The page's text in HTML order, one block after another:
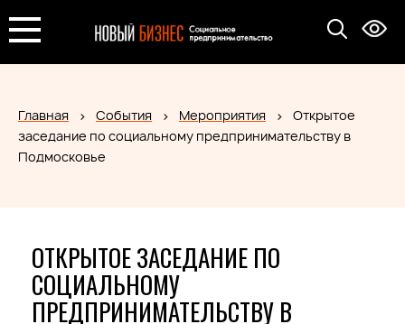
Главная События Мероприятия
Открытое
заседание по социальному предпринимательству в
Подмосковье
ОТКРЫТОЕ ЗАСЕДАНИЕ ПО
СОЦИАЛЬНОМУ
ПРЕДПРИНИМАТЕЛЬСТВУ В